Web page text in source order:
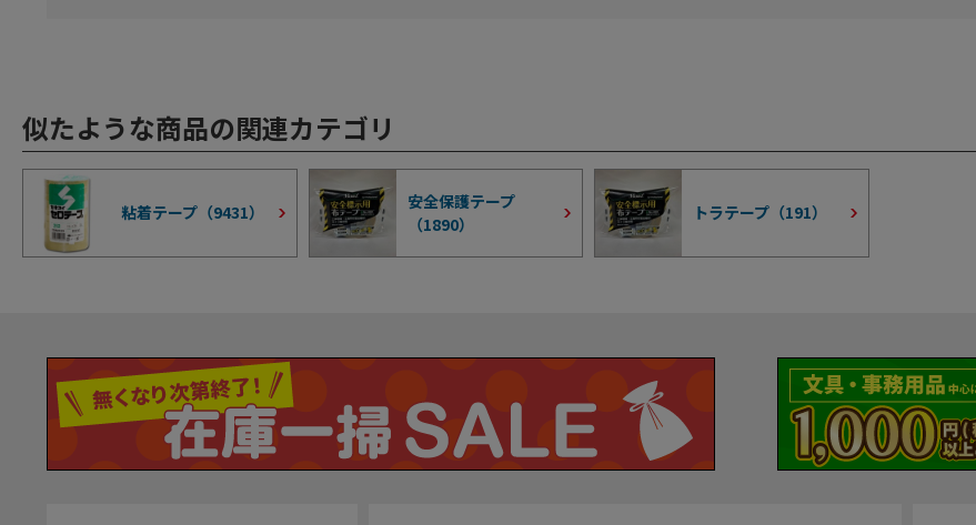
似たような商品の関連カテゴリ
粘着テープ（9431）
安全保護テープ
（1890）
トラテープ（191）